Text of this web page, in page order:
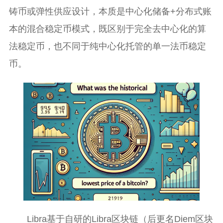
铸币或弹性供应设计，本质是中心化储备+分布式账
本的混合稳定币模式，既区别于完全去中心化的算
法稳定币，也不同于纯中心化托管的单一法币稳定
币。
Libra基于自研的Libra区块链（后更名Diem区块